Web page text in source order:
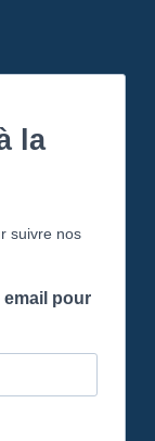
la
suivre nos
email pour